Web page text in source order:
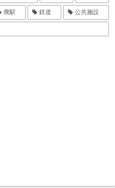
廃駅 鉄道 公共施設